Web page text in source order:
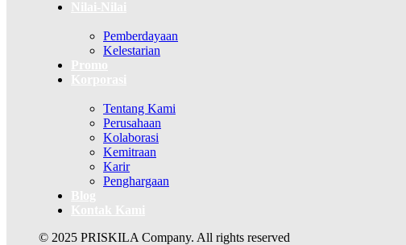
Pemberdayaan
Kelestarian
Tentang Kami
Perusahaan
Kolaborasi
Kemitraan
Karir
Penghargaan
© 2025 PRISKILA Company. All rights reserved